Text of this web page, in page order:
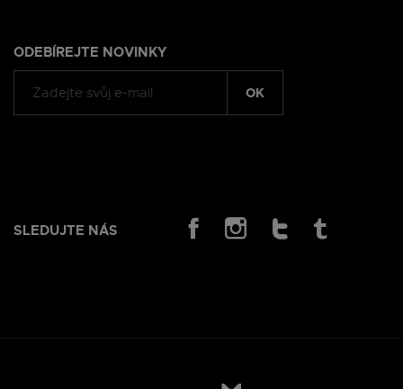
ODEBÍREJTE NOVINKY
OK
SLEDUJTE NÁS